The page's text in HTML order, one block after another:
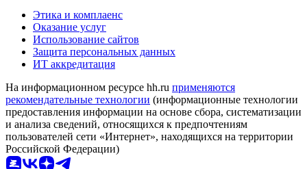
Этика и комплаенс
Оказание услуг
Использование сайтов
Защита персональных данных
ИТ аккредитация
На информационном ресурсе hh.ru применяются
рекомендательные технологии (информационные технологии
предоставления информации на основе сбора, систематизации
и анализа сведений, относящихся к предпочтениям
пользователей сети «Интернет», находящихся на территории
Российской Федерации)